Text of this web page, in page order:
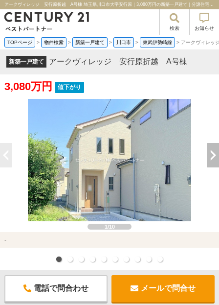
アークヴィレッジ 安行原折越 A号棟 埼玉県川口市大字安行原｜3,080万円の新築一戸建て｜分譲住宅や新築物件｜センチュリー２１ベストパートナー
検索 お知らせ
TOPページ > 物件検索 > 新築一戸建て > 川口市 > 東武伊勢崎線 > アークヴィレ
新築一戸建て アークヴィレッジ 安行原折越 A号棟
3,080万円 値下がり
1/10
-
電話で問合わせ メールで問合せ